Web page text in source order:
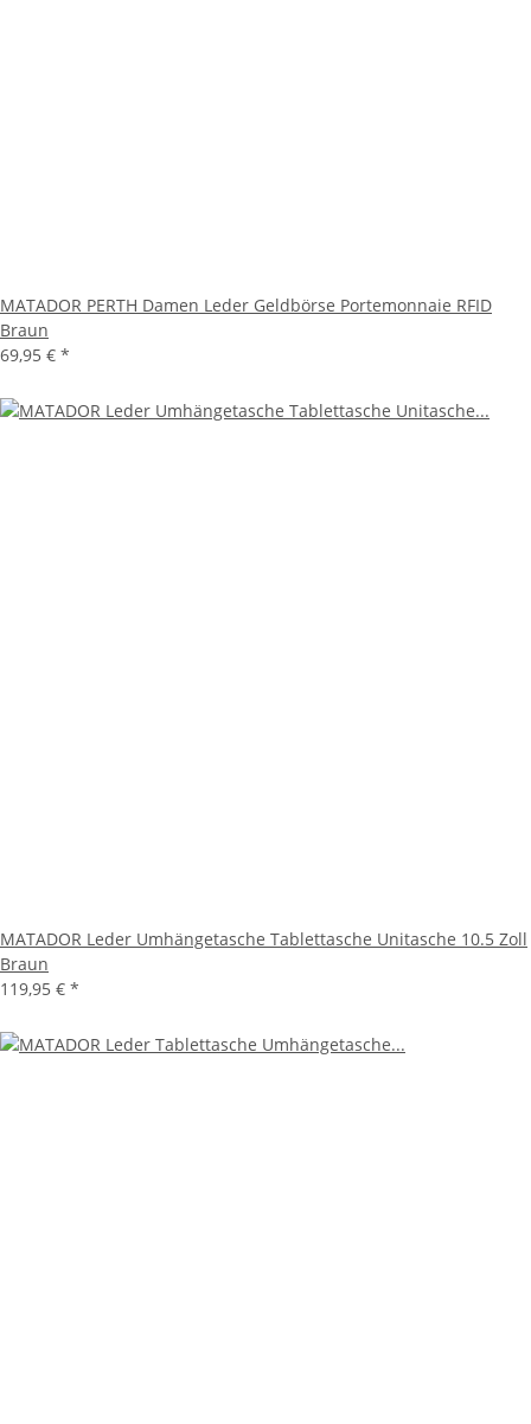
MATADOR PERTH Damen Leder Geldbörse Portemonnaie RFID
Braun
69,95 € *
MATADOR Leder Umhängetasche Tablettasche Unitasche 10.5 Zoll
Braun
119,95 € *